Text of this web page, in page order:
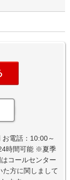
電話：10:00～
時間可能 ※夏季
コールセンター
方に関しまして